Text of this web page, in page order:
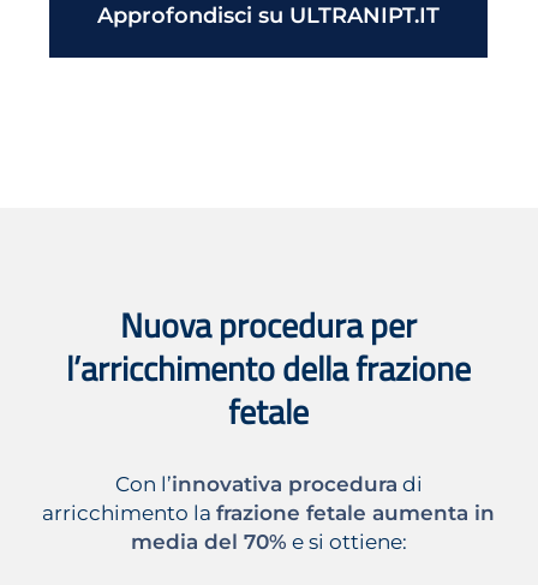
Approfondisci su ULTRANIPT.IT
Nuova procedura per
l’arricchimento della frazione
fetale
Con l’innovativa procedura di
arricchimento lafrazione fetale aumenta in
media del 70% e si ottiene: